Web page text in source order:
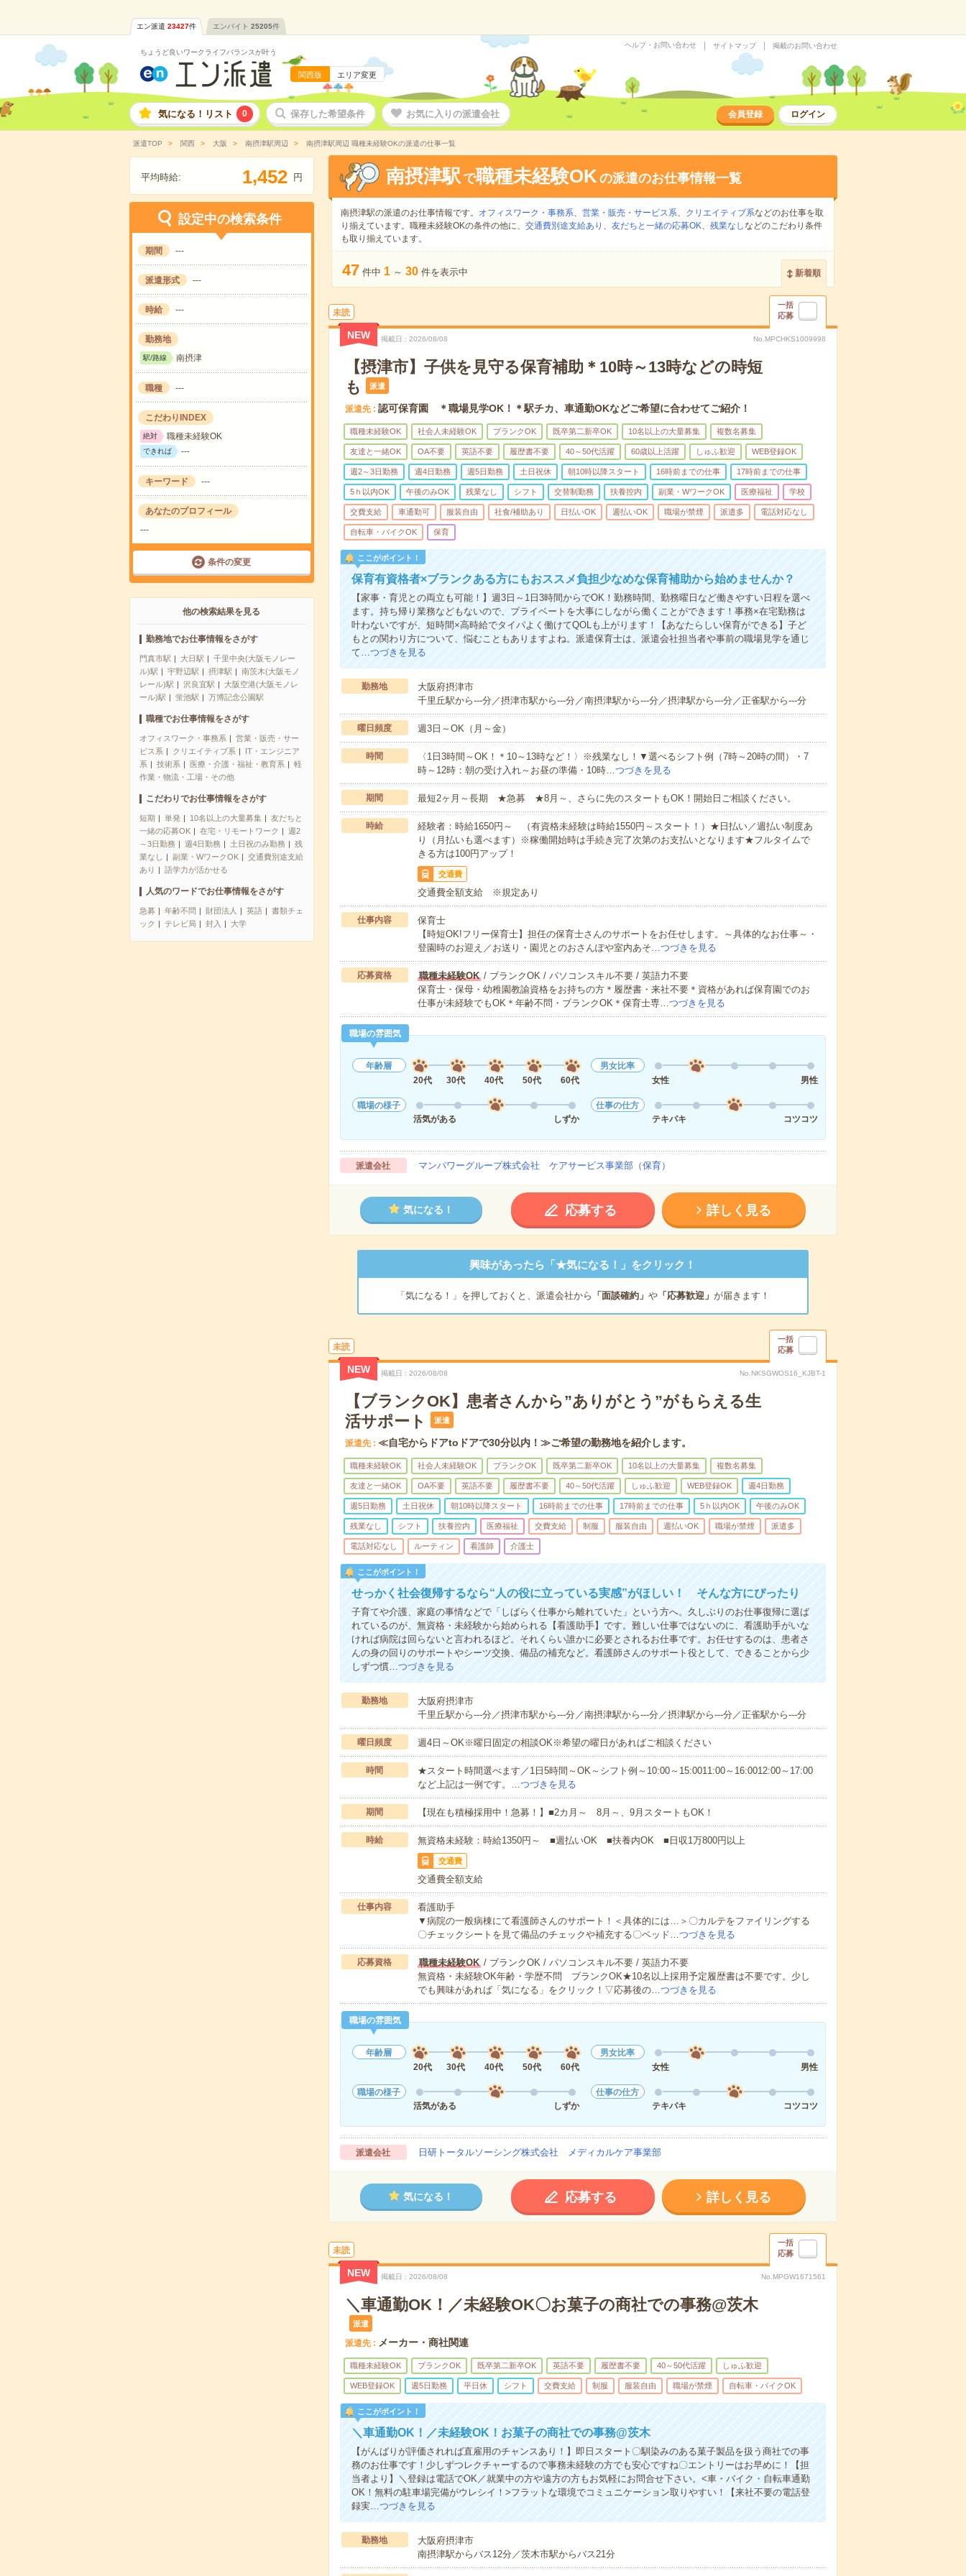
エン派遣 23427件 エンバイト 25205件
ちょうど良いワークライフバランスが叶う
関西版 エリア変更
ヘルプ・お問い合わせ サイトマップ 掲載のお問い合わせ
気になる！リスト 0 保存した希望条件 お気に入りの派遣会社 会員登録 ログイン
派遣TOP 関西 大阪 南摂津駅周辺 南摂津駅周辺 職種未経験OKの派遣の仕事一覧
平均時給: 1,452 円
設定中の検索条件
期間 ---
派遣形式 ---
時給 ---
勤務地
駅/路線 南摂津
職種 ---
こだわりINDEX
絶対 職種未経験OK
できれば ---
キーワード ---
あなたのプロフィール
---
条件の変更
他の検索結果を見る
勤務地でお仕事情報をさがす
門真市駅 大日駅
千里中央(大阪モノレー
ル)駅
宇野辺駅 摂津駅
南茨木(大阪モノ
レール)駅
沢良宜駅
大阪空港(大阪モノレ
ール)駅
蛍池駅 万博記念公園駅
職種でお仕事情報をさがす
オフィスワーク・事務系
営業・販売・サー
ビス系
クリエイティブ系
IT・エンジニア
系
技術系 医療・介護・福祉・教育系
軽
作業・物流・工場・その他
こだわりでお仕事情報をさがす
短期 単発 10名以上の大量募集
友だちと
一緒の応募OK
在宅・リモートワーク
週2
～3日勤務
週4日勤務 土日祝のみ勤務
残
業なし
副業・WワークOK
交通費別途支給
あり
語学力が活かせる
人気のワードでお仕事情報をさがす
急募 年齢不問 財団法人 英語
書類チェ
ック
テレビ局 封入 大学
南摂津駅 で職種未経験OKの派遣のお仕事情報一覧
南摂津駅の派遣のお仕事情報です。 オフィスワーク・事務系、 営業・販売・サービス系、 クリエイティブ系などのお仕事を取
り揃えています。職種未経験OKの条件の他に、 交通費別途支給あり 、 友だちと一緒の応募OK、 残業なしなどのこだわり条件
も取り揃えています。
47 件中 1 ～ 30 件を表示中 新着順
未読
一括
応募
NEW 掲載日 2026/08/08 No.MPCHKS1009998
【摂津市】子供を見守る保育補助＊10時～13時などの時短
も
派遣
派遣先 認可保育園 ＊職場見学OK！＊駅チカ、車通勤OKなどご希望に合わせてご紹介！
職種未経験OK 社会人未経験OK ブランクOK 既卒第二新卒OK 10名以上の大量募集 複数名募集
友達と一緒OK OA不要 英語不要 履歴書不要 40～50代活躍 60歳以上活躍 しゅふ歓迎 WEB登録OK
週2～3日勤務 週4日勤務 週5日勤務 土日祝休 朝10時以降スタート 16時前までの仕事 17時前までの仕事
5ｈ以内OK 午後のみOK 残業なし シフト 交替制勤務 扶養控内 副業・WワークOK 医療福祉 学校
交費支給 車通勤可 服装自由 社食/補助あり 日払いOK 週払いOK 職場が禁煙 派遣多 電話対応なし
自転車・バイクOK 保育
ここがポイント！
保育有資格者×ブランクある方にもおススメ負担少なめな保育補助から始めませんか？
【家事・育児との両立も可能！】週3日～1日3時間からでOK！勤務時間、勤務曜日など働きやすい日程を選べ
ます。持ち帰り業務などもないので、プライベートを大事にしながら働くことができます！事務×在宅勤務は
叶わないですが、短時間×高時給でタイパよく働けてQOLも上がります！【あなたらしい保育ができる】子ど
もとの関わり方について、悩むこともありますよね。派遣保育士は、派遣会社担当者や事前の職場見学を通じ
て…つづきを見る
勤務地
大阪府摂津市
千里丘駅から---分／摂津市駅から---分／南摂津駅から---分／摂津駅から---分／正雀駅から---分
曜日頻度 週3日～OK（月～金）
時間
〈1日3時間～OK！＊10～13時など！〉※残業なし！▼選べるシフト例（7時～20時の間）・7
時～12時：朝の受け入れ～お昼の準備・10時…つづきを見る
期間 最短2ヶ月～長期 ★急募 ★8月～、さらに先のスタートもOK！開始日ご相談ください。
時給
経験者：時給1650円～ （有資格未経験は時給1550円～スタート！）★日払い／週払い制度あ
り（月払いも選べます）※稼働開始時は手続き完了次第のお支払いとなります★フルタイムで
きる方は100円アップ！
交通費
交通費全額支給 ※規定あり
仕事内容
保育士
【時短OK!フリー保育士】担任の保育士さんのサポートをお任せします。～具体的なお仕事～・
登園時のお迎え／お送り・園児とのおさんぽや室内あそ…つづきを見る
応募資格 職種未経験OK/ ブランクOK / パソコンスキル不要 / 英語力不要
保育士・保母・幼稚園教諭資格をお持ちの方＊履歴書・来社不要＊資格があれば保育園でのお
仕事が未経験でもOK＊年齢不問・ブランクOK＊保育士専…つづきを見る
職場の雰囲気
年齢層
20代
30代 40代 50代 60代
男女比率
女性
男性
職場の様子
活気がある
しずか
仕事の仕方
テキパキ
コツコツ
派遣会社 マンパワーグループ株式会社 ケアサービス事業部（保育）
気になる！ 応募する 詳しく見る
興味があったら「★気になる！」をクリック！
「気になる！」を押しておくと、派遣会社から 「面談確約」 や「応募歓迎」 が届きます！
未読
一括
応募
NEW 掲載日 2026/08/08 No.NKSGWOS16_KJBT-1
【ブランクOK】患者さんから”ありがとう”がもらえる生
活サポート
派遣
派遣先 ≪自宅からドアtoドアで30分以内！≫ご希望の勤務地を紹介します。
職種未経験OK 社会人未経験OK ブランクOK 既卒第二新卒OK 10名以上の大量募集 複数名募集
友達と一緒OK OA不要 英語不要 履歴書不要 40～50代活躍 しゅふ歓迎 WEB登録OK 週4日勤務
週5日勤務 土日祝休 朝10時以降スタート 16時前までの仕事 17時前までの仕事 5ｈ以内OK 午後のみOK
残業なし シフト 扶養控内 医療福祉 交費支給 制服 服装自由 週払いOK 職場が禁煙 派遣多
電話対応なし ルーティン 看護師 介護士
ここがポイント！
せっかく社会復帰するなら“人の役に立っている実感”がほしい！ そんな方にぴったり
子育てや介護、家庭の事情などで「しばらく仕事から離れていた」という方へ。久しぶりのお仕事復帰に選ば
れているのが、無資格・未経験から始められる【看護助手】です。難しい仕事ではないのに、看護助手がいな
ければ病院は回らないと言われるほど。それくらい誰かに必要とされるお仕事です。お任せするのは、患者さ
んの身の回りのサポートやシーツ交換、備品の補充など。看護師さんのサポート役として、できることから少
しずつ慣…つづきを見る
勤務地
大阪府摂津市
千里丘駅から---分／摂津市駅から---分／南摂津駅から---分／摂津駅から---分／正雀駅から---分
曜日頻度 週4日～OK※曜日固定の相談OK※希望の曜日があればご相談ください
時間
★スタート時間選べます／1日5時間～OK～シフト例～10:00～15:0011:00～16:0012:00～17:00
など上記は一例です。…つづきを見る
期間 【現在も積極採用中！急募！】■2カ月～ 8月～、9月スタートもOK！
時給 無資格未経験：時給1350円～ ■週払いOK ■扶養内OK ■日収1万800円以上
交通費
交通費全額支給
仕事内容
看護助手
▼病院の一般病棟にて看護師さんのサポート！＜具体的には…＞〇カルテをファイリングする
〇チェックシートを見て備品のチェックや補充する〇ベッド…つづきを見る
応募資格 職種未経験OK/ ブランクOK / パソコンスキル不要 / 英語力不要
無資格・未経験OK年齢・学歴不問 ブランクOK★10名以上採用予定履歴書は不要です。少し
でも興味があれば「気になる」をクリック！▽応募後の…つづきを見る
職場の雰囲気
年齢層
20代
30代 40代 50代 60代
男女比率
女性
男性
職場の様子
活気がある
しずか
仕事の仕方
テキパキ
コツコツ
派遣会社 日研トータルソーシング株式会社 メディカルケア事業部
気になる！ 応募する 詳しく見る
未読
一括
応募
NEW 掲載日 2026/08/08 No.MPGW1671561
＼車通勤OK！／未経験OK〇お菓子の商社での事務@茨木
派遣
派遣先 メーカー・商社関連
職種未経験OK ブランクOK 既卒第二新卒OK 英語不要 履歴書不要 40～50代活躍 しゅふ歓迎
WEB登録OK 週5日勤務 平日休 シフト 交費支給 制服 服装自由 職場が禁煙 自転車・バイクOK
ここがポイント！
＼車通勤OK！／未経験OK！お菓子の商社での事務@茨木
【がんばりが評価されれば直雇用のチャンスあり！】即日スタート〇馴染みのある菓子製品を扱う商社での事
務のお仕事です！少しずつレクチャーするので事務未経験の方でも安心ですね〇エントリーはお早めに！【担
当者より】＼登録は電話でOK／就業中の方や遠方の方もお気軽にお問合せ下さい。<車・バイク・自転車通勤
OK！無料の駐車場完備がウレシイ！>フラットな環境でコミュニケーション取りやすい！【来社不要の電話登
録実…つづきを見る
勤務地
大阪府摂津市
南摂津駅からバス12分／茨木市駅からバス21分